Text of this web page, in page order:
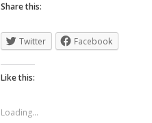
Share this:
Twitter Facebook
Like this:
Loading...